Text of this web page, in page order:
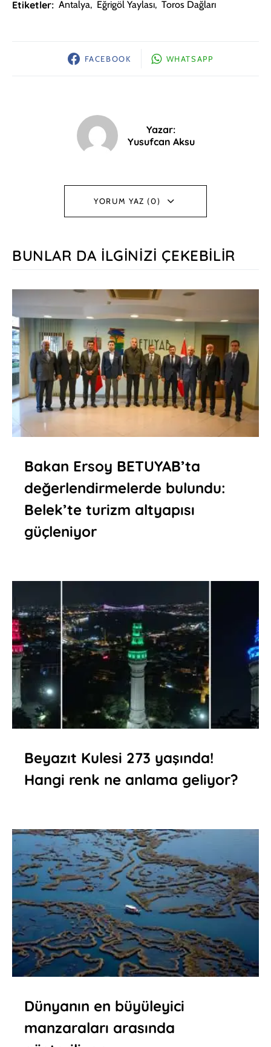
Etiketler: Antalya, Eğrigöl Yaylası, Toros Dağları
FACEBOOK WHATSAPP
Yazar:
Yusufcan Aksu
YORUM YAZ (0)
BUNLAR DA İLGINIZI ÇEKEBILIR
Bakan Ersoy BETUYAB’ta
değerlendirmelerde bulundu:
Belek’te turizm altyapısı
güçleniyor
Beyazıt Kulesi 273 yaşında! ​
Hangi renk ne anlama geliyor?
Dünyanın en büyüleyici
manzaraları arasında